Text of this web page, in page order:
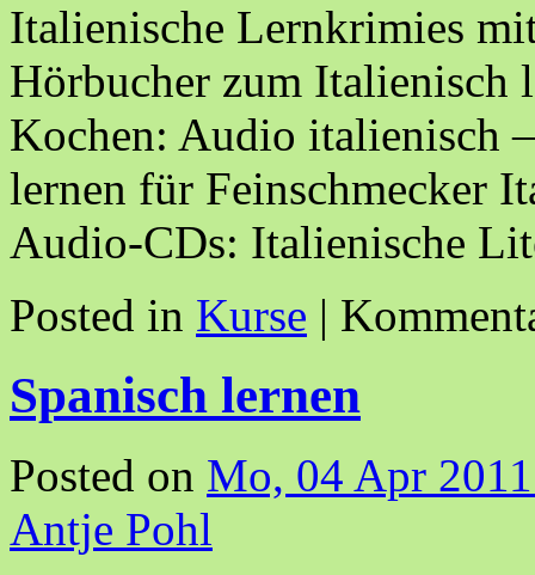
Italienische Lernkrimies
Hörbucher zum Italienisch
Kochen: Audio italienisch
lernen für Feinschmecker
Audio-CDs: Italienische
Posted in Kurse |
Spanisch lernen
Posted on Mo, 04 Apr
Antje Pohl